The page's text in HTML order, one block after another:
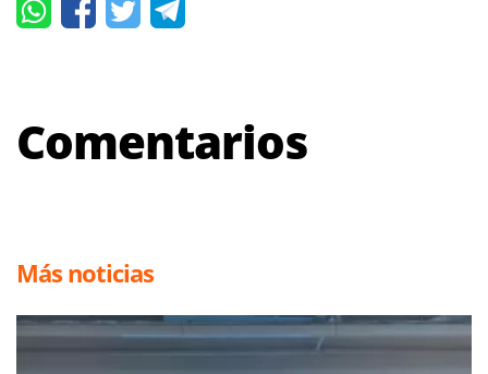
Comentarios
Más noticias